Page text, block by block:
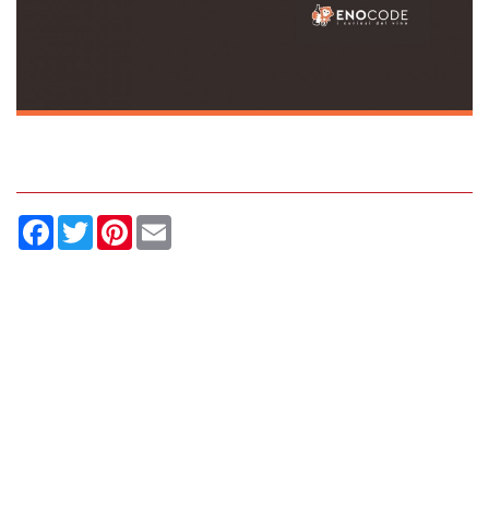
Facebook
TwitterPinterest